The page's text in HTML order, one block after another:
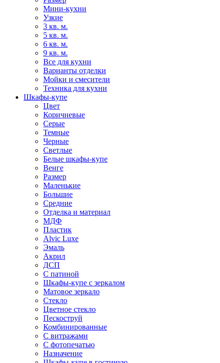
Мини-кухни
Узкие
3 кв. м.
5 кв. м.
6 кв. м.
9 кв. м.
Все для кухни
Варианты отделки
Мойки и смесители
Техника для кухни
Шкафы-купе
Цвет
Коричневые
Серые
Темные
Черные
Светлые
Белые шкафы-купе
Венге
Размер
Маленькие
Большие
Средние
Отделка и материал
МДФ
Пластик
Alvic Luxe
Эмаль
Акрил
ДСП
С патиной
Шкафы-купе с зеркалом
Матовое зеркало
Стекло
Цветное стекло
Пескоструй
Комбинированные
С витражами
С фотопечатью
Назначение